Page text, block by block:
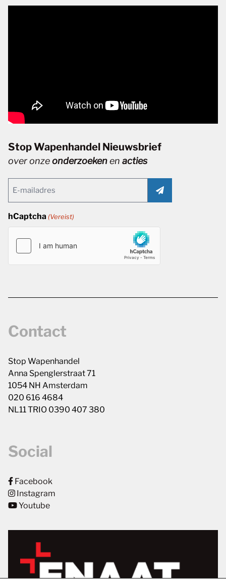
Stop Wapenhandel Nieuwsbrief
over onzeonderzoekenen acties
(Vereist)
hCaptcha (Vereist)
Contact
Stop Wapenhandel
Anna Spenglerstraat 71
1054 NH Amsterdam
020 616 4684
NL11 TRIO 0390 407 380
Social
Facebook
Instagram
Youtube